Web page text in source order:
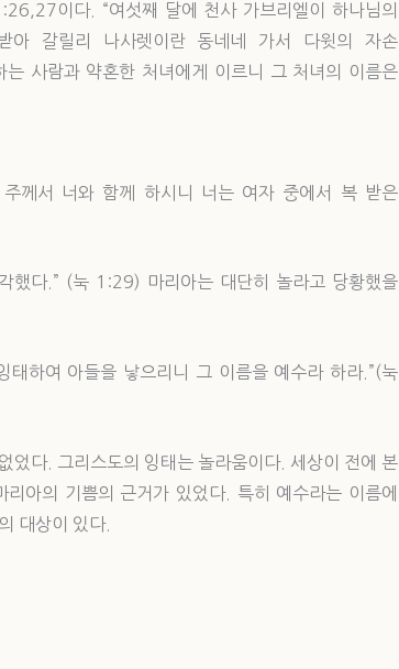
이다. “여섯째 달에 천사 가브리엘이 하나님의
아 갈릴리 나사렛이란 동네네 가서 다윗의 자손
는 사람과 약혼한 처녀에게 이르니 그 처녀의 이름은
께서 너와 함께 하시니 너는 여자 중에서 복 받은
했다.” (눅 1:29) 마리아는 대단히 놀라고 당황했을
하여 아들을 낳으리니 그 이름을 예수라 하라.”(눅
었다. 그리스도의 잉태는 놀라움이다. 세상이 전에 본
아의 기쁨의 근거가 있었다. 특히 예수라는 이름에
대상이 있다.